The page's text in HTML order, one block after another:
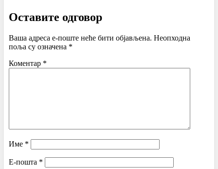
Оставите одговор
Ваша адреса е-поште неће бити објављена. Неопходна
поља су означена *
Коментар *
Име *
Е-пошта *